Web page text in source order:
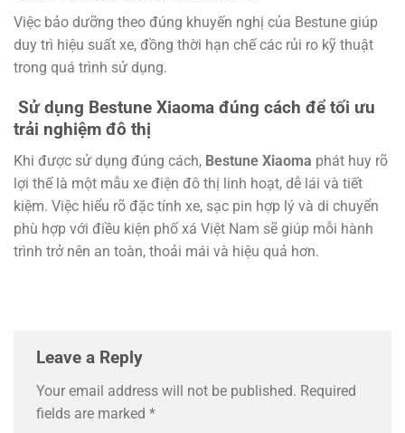
Việc bảo dưỡng theo đúng khuyến nghị của Bestune giúp
duy trì hiệu suất xe, đồng thời hạn chế các rủi ro kỹ thuật
trong quá trình sử dụng.
Sử dụng Bestune Xiaoma đúng cách để tối ưu
trải nghiệm đô thị
Khi được sử dụng đúng cách, Bestune Xiaoma phát huy rõ
lợi thế là một mẫu xe điện đô thị linh hoạt, dễ lái và tiết
kiệm. Việc hiểu rõ đặc tính xe, sạc pin hợp lý và di chuyển
phù hợp với điều kiện phố xá Việt Nam sẽ giúp mỗi hành
trình trở nên an toàn, thoải mái và hiệu quả hơn.
Leave a Reply
Your email address will not be published. Required
fields are marked *